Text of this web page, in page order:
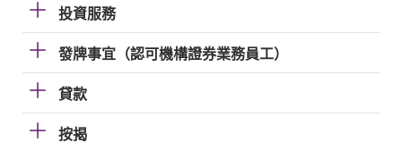
投資服務
發牌事宜（認可機構證券業務員工）
貸款
按揭